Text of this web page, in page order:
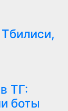
ТГ:
боты